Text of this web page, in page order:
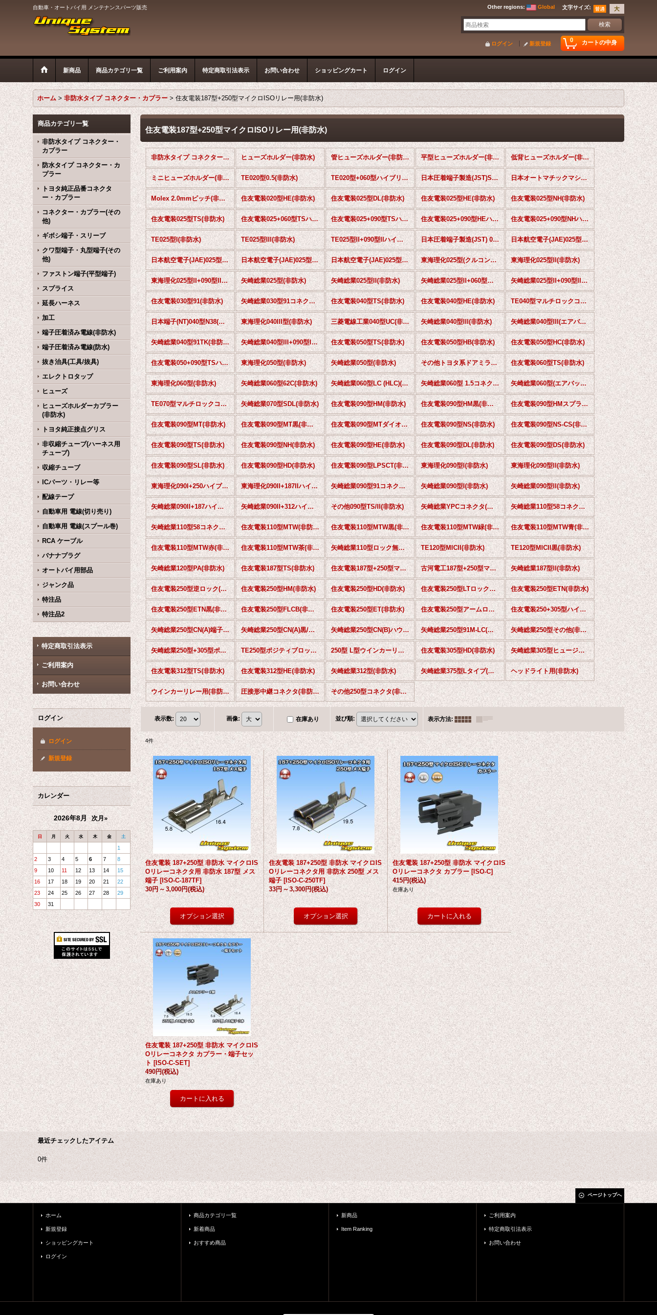
自動車・オートバイ用 メンテナンスパーツ販売 文字サイズ:
Other regions: Global
0 カートの中身
ログイン 新規登録
新商品 商品カテゴリ一覧 ご利用案内 特定商取引法表示 お問い合わせ ショッピングカート ログイン
ホーム > 非防水タイプ コネクター・カプラー > 住友電装187型+250型マイクロISOリレー用(非防水)
商品カテゴリ一覧
非防水タイプ コネクター・
カプラー
防水タイプ コネクター・カ
プラー
トヨタ純正品番コネクタ
ー・カプラー
コネクター・カプラー(その
他)
ギボシ端子・スリーブ
クワ型端子・丸型端子(その
他)
ファストン端子(平型端子)
スプライス
延長ハーネス
加工
端子圧着済み電線(非防水)
端子圧着済み電線(防水)
抜き治具(工具/抜具)
エレクトロタップ
ヒューズ
ヒューズホルダーカプラー
(非防水)
トヨタ純正接点グリス
非収縮チューブ(ハーネス用
チューブ)
収縮チューブ
ICパーツ・リレー等
配線テープ
自動車用 電線(切り売り)
自動車用 電線(スプール巻)
RCA ケーブル
バナナプラグ
オートバイ用部品
ジャンク品
特注品
特注品2
特定商取引法表示
ご利用案内
お問い合わせ
ログイン
ログイン
新規登録
カレンダー
2026年8月 次月»
日 月 火 水 木 金 土
1
2
3 4 5 6 7
8
9
10 11 12 13 14
15
16
17 18 19 20 21
22
23
24 25 26 27 28
29
30
31
住友電装187型+250型マイクロISOリレー用(非防水)
非防水タイプ コネクター・カプラー (全商品) ヒューズホルダー(非防水) 管ヒューズホルダー(非防水) 平型ヒューズホルダー(非防水) 低背ヒューズホルダー(非防水)
ミニヒューズホルダー(非防水) TE020型0.5(非防水) TE020型+060型ハイブリッド 0.5+1.5(非防水) 日本圧着端子製造(JST)SMコネクタ(非防水) 日本オートマチックマシン(JAM)SNコネクタ(非防水)
Molex 2.0mmピッチ(非防水) 住友電装020型HE(非防水) 住友電装025型DL(非防水) 住友電装025型HE(非防水) 住友電装025型NH(非防水)
住友電装025型TS(非防水) 住友電装025+060型TSハイブリッド(非防水) 住友電装025+090型TSハイブリッド(非防水) 住友電装025+090型HEハイブリッド(非防水) 住友電装025+090型NHハイブリッド(非防水)
TE025型I(非防水) TE025型III(非防水) TE025型II+090型IIハイブリッド(非防水) 日本圧着端子製造(JST) 025型II(非防水) 日本航空電子(JAE)025型MX34(非防水)
日本航空電子(JAE)025型IL-AG5(非防水) 日本航空電子(JAE)025型+060型MX58ハイブリッド(非防水) 日本航空電子(JAE)025型+090型MX34ハイブリッド(非防水) 東海理化025型(クルコンスイッチ用)(非防水) 東海理化025型II(非防水)
東海理化025型II+090型IIハイブリッド(非防水) 矢崎総業025型(非防水) 矢崎総業025型II(非防水) 矢崎総業025型II+060型ハイブリッド(非防水) 矢崎総業025型II+090型IIハイブリッド(非防水)
住友電装030型91(非防水) 矢崎総業030型91コネクタA(非防水) 住友電装040型TS(非防水) 住友電装040型HE(非防水) TE040型マルチロックコネクタ(非防水)
日本端子(NT)040型N38(非防水) 東海理化040III型(非防水) 三菱電線工業040型UC(非防水) 矢崎総業040型III(非防水) 矢崎総業040型III(エアバッグ等)(非防水)
矢崎総業040型91TK(非防水) 矢崎総業040型III+090型IIハイブリッド(非防水) 住友電装050型TS(非防水) 住友電装050型HB(非防水) 住友電装050型HC(非防水)
住友電装050+090型TSハイブリッド(非防水) 東海理化050型(非防水) 矢崎総業050型(非防水) その他トヨタ系ドアミラー用(非防水) 住友電装060型TS(非防水)
東海理化060型(非防水) 矢崎総業060型62C(非防水) 矢崎総業060型LC (HLC)(非防水) 矢崎総業060型 1.5コネクタ(非防水) 矢崎総業060型(エアバッグ等)(非防水)
TE070型マルチロックコネクタ(非防水) 矢崎総業070型SDL(非防水) 住友電装090型HM(非防水) 住友電装090型HM黒(非防水) 住友電装090型HMスプライス(非防水)
住友電装090型MT(非防水) 住友電装090型MT黒(非防水) 住友電装090型MTダイオード内蔵タイプ(非防水) 住友電装090型NS(非防水) 住友電装090型NS-CS(非防水)
住友電装090型TS(非防水) 住友電装090型NH(非防水) 住友電装090型HE(非防水) 住友電装090型DL(非防水) 住友電装090型DS(非防水)
住友電装090型SL(非防水) 住友電装090型HD(非防水) 住友電装090型LPSCT(非防水) 東海理化090型I(非防水) 東海理化090型II(非防水)
東海理化090I+250ハイブリッド(非防水) 東海理化090II+187IIハイブリッド(非防水) 矢崎総業090型91コネクタNS(非防水) 矢崎総業090型I(非防水) 矢崎総業090型II(非防水)
矢崎総業090II+187ハイブリッド(非防水) 矢崎総業090II+312ハイブリッド(非防水) その他090型TS/II(非防水) 矢崎総業YPCコネクタ(非防水) 矢崎総業110型58コネクタS(非防水)
矢崎総業110型58コネクタT(非防水) 住友電装110型MTW(非防水) 住友電装110型MTW黒(非防水) 住友電装110型MTW緑(非防水) 住友電装110型MTW青(非防水)
住友電装110型MTW赤(非防水) 住友電装110型MTW茶(非防水) 矢崎総業110型ロック無し(非防水) TE120型MICII(非防水) TE120型MICII黒(非防水)
矢崎総業120型PA(非防水) 住友電装187型TS(非防水) 住友電装187型+250型マイクロISOリレー用(非防水) 古河電工187型+250型マイクロISOリレー用(非防水) 矢崎総業187型II(非防水)
住友電装250型逆ロック(非防水) 住友電装250型HM(非防水) 住友電装250型HD(非防水) 住友電装250型LTロック無(非防水) 住友電装250型ETN(非防水)
住友電装250型ETN黒(非防水) 住友電装250型FLCB(非防水) 住友電装250型ET(非防水) 住友電装250型アームロックタイプ(非防水) 住友電装250+305型ハイブリッド(非防水)
矢崎総業250型CN(A)端子ランス(非防水) 矢崎総業250型CN(A)黒/端子ランス(非防水) 矢崎総業250型CN(B)ハウジングランス(非防水) 矢崎総業250型91M-LC(非防水) 矢崎総業250型その他(非防水)
矢崎総業250型+305型ポジティブロックコネクタ(非防水) TE250型ポジティブロックコネクタ(非防水) 250型 L型ウインカーリレー用コネクタ(非防水) 住友電装305型HD(非防水) 矢崎総業305型ヒュージブルリンク電線等用(非防水)
住友電装312型TS(非防水) 住友電装312型HE(非防水) 矢崎総業312型(非防水) 矢崎総業375型Lタイプ(非防水) ヘッドライト用(非防水)
ウインカーリレー用(非防水) 圧接形中継コネクタ(非防水) その他250型コネクタ(非防水)
表示数: 画像: 在庫あり 並び順: 表示方法:
4件
住友電装 187+250型 非防水 マイクロIS
Oリレーコネクタ用 非防水 187型 メス
端子 [ISO-C-187TF]
30円～3,000円(税込)
住友電装 187+250型 非防水 マイクロIS
Oリレーコネクタ用 非防水 250型 メス
端子 [ISO-C-250TF]
33円～3,300円(税込)
住友電装 187+250型 非防水 マイクロIS
Oリレーコネクタ カプラー [ISO-C]
415円(税込)
在庫あり
住友電装 187+250型 非防水 マイクロIS
Oリレーコネクタ カプラー・端子セッ
ト [ISO-C-SET]
490円(税込)
在庫あり
最近チェックしたアイテム
0件
ページトップへ
ホーム
新規登録
ショッピングカート
ログイン
商品カテゴリ一覧
新着商品
おすすめ商品
新商品
Item Ranking
ご利用案内
特定商取引法表示
お問い合わせ